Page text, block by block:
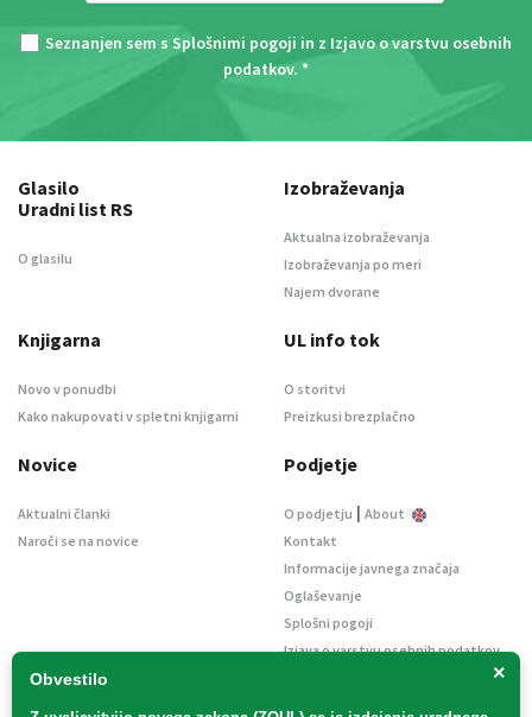
Seznanjen sem s Splošnimi pogoji in z Izjavo o varstvu osebnih
podatkov. *
×
Obvestilo
Glasilo
Uradni list RS
O glasilu
Izobraževanja
Aktualna izobraževanja
Izobraževanja po meri
Najem dvorane
Knjigarna
Novo v ponudbi
Kako nakupovati v spletni knjigarni
UL info tok
O storitvi
Preizkusi brezplačno
Novice
Aktualni članki
Naroči se na novice
Podjetje
O podjetju | About
Kontakt
Informacije javnega značaja
Oglaševanje
Splošni pogoji
Izjava o varstvu osebnih podatkov